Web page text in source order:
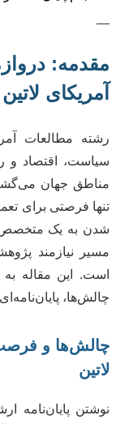
—
مقدمه:
آمریکای لاتین
رشته مطالعات
سیاست، اقتصاد و
مناطق جهان
تنها فرصتی برای
شدن به یک متخصص
مسیر نیازمند
است. این مقاله
چالش‌ها،
چالش‌ها و
لاتین
نوشتن پایان‌نامه